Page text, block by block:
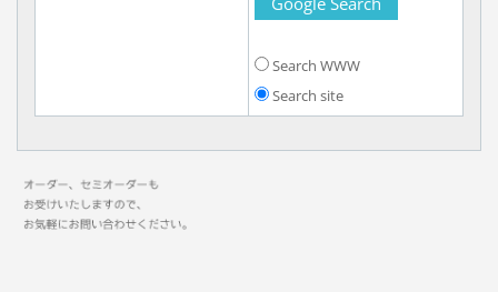
Search WWW
Search site